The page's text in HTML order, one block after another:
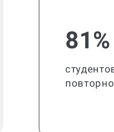
81%
повторно